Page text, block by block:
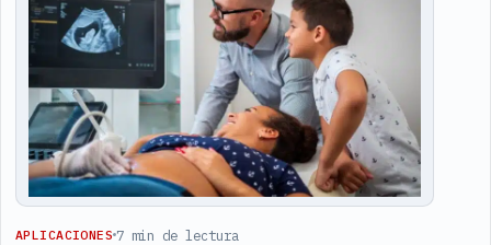
APLICACIONES 7 min de lectura